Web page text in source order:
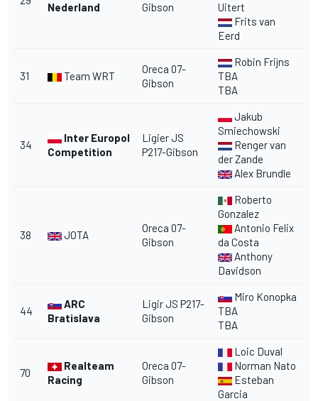
Nederland Gibson
Uitert
Frits van
Eerd
31 Team WRT
Oreca 07-
Gibson
Robin Frijns
TBA
TBA
34
Inter Europol
Competition
Ligier JS
P217-Gibson
Jakub
Smiechowski
Renger van
der Zande
Alex Brundle
38 JOTA
Oreca 07-
Gibson
Roberto
Gonzalez
Antonio Felix
da Costa
Anthony
Davidson
44
ARC
Bratislava
Ligir JS P217-
Gibson
Miro Konopka
TBA
TBA
70
Realteam
Racing
Oreca 07-
Gibson
Loic Duval
Norman Nato
Esteban
Garcia